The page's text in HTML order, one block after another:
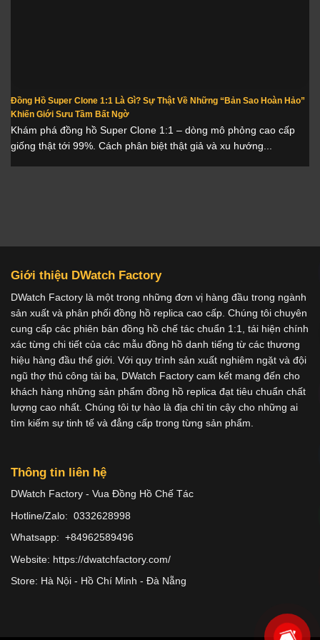
Đồng Hồ Super Clone 1:1 Là Gì? Sự Thật Về Những “Bản Sao Hoàn Hảo”
Khiến Giới Sưu Tầm Bất Ngờ
Khám phá đồng hồ Super Clone 1:1 – dòng mô phỏng cao cấp
giống thật tới 99%. Cách phân biệt thật giả và xu hướng...
Giới thiệu DWatch Factory
DWatch Factory là một trong những đơn vị hàng đầu trong ngành
sản xuất và phân phối đồng hồ replica cao cấp. Chúng tôi chuyên
cung cấp các phiên bản đồng hồ chế tác chuẩn 1:1, tái hiện chính
xác từng chi tiết của các mẫu đồng hồ danh tiếng từ các thương
hiệu hàng đầu thế giới. Với quy trình sản xuất nghiêm ngặt và đội
ngũ thợ thủ công tài ba, DWatch Factory cam kết mang đến cho
khách hàng những sản phẩm đồng hồ replica đạt tiêu chuẩn chất
lượng cao nhất. Chúng tôi tự hào là địa chỉ tin cậy cho những ai
tìm kiếm sự tinh tế và đẳng cấp trong từng sản phẩm.
Thông tin liên hệ
DWatch Factory - Vua Đồng Hồ Chế Tác
Hotline/Zalo: 0332628998
Whatsapp: +84962589496
Website: https://dwatchfactory.com/
Store: Hà Nội - Hồ Chí Minh - Đà Nẵng